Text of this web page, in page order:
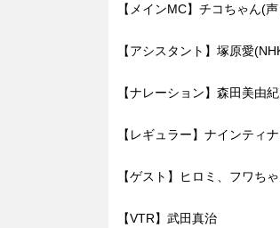
【メインMC】チコちゃん(
【アシスタント】塚原愛
【ナレーション】森田美由
【レギュラー】ナインティ
【ゲスト】ヒロミ、フワち
【VTR】武田真治